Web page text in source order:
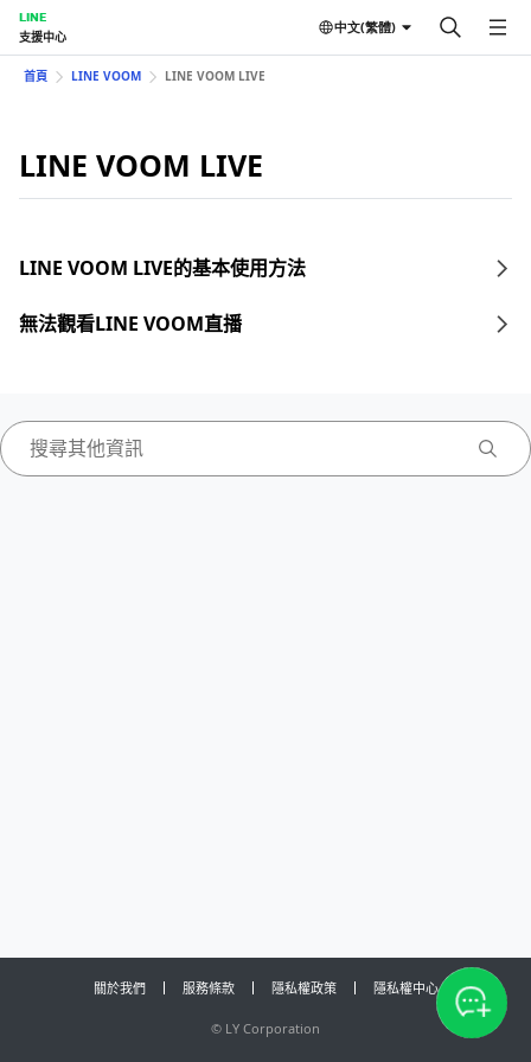
LINE
支援中心
中文(繁體)
首頁 LINE VOOM LINE VOOM LIVE
LINE VOOM LIVE
LINE VOOM LIVE的基本使用方法
無法觀看LINE VOOM直播
關於我們 服務條款 隱私權政策 隱私權中心
© LY Corporation